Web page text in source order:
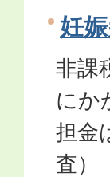
妊
非課
にか
担金
査）